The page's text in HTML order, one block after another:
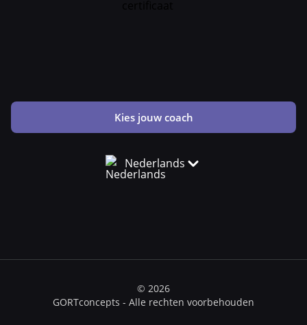
Kies jouw coach
Nederlands
© 2026
GORTconcepts - Alle rechten voorbehouden